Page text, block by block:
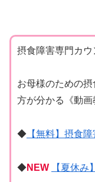
摂食障害専門カ
お母様のための
方が分かる《動画
◆ 【無料】摂食
◆NEW 【夏休み